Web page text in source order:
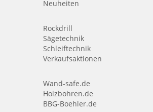
Neuheiten
Rockdrill
Sägetechnik
Schleiftechnik
Verkaufsaktionen
Wand-safe.de
Holzbohren.de
BBG-Boehler.de